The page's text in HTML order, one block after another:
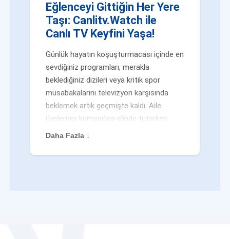
Eğlenceyi Gittiğin Her Yere
Taşı: Canlitv.Watch ile
Canlı TV Keyfini Yaşa!
Günlük hayatın koşuşturmacası içinde en
sevdiğiniz programları, merakla
beklediğiniz dizileri veya kritik spor
müsabakalarını televizyon karşısında
beklemek artık geçmişte kaldı. Aile
üyeleriniz kumandayı elinde tutarken
veya siz evden uzaktayken bile
değilsiniz. Geleneksel yayıncılığın
Daha Fazla ↓